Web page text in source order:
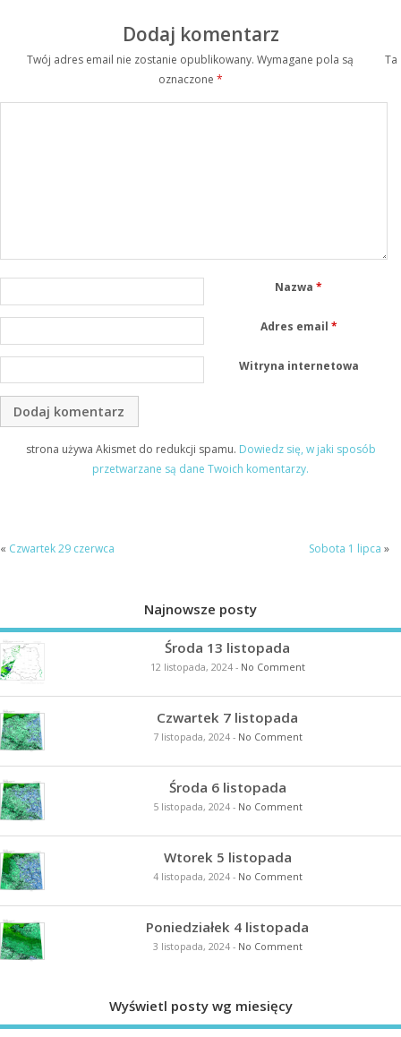
Dodaj komentarz
Twój adres email nie zostanie opublikowany. Wymagane pola są
oznaczone *
Nazwa*
Adres email *
Witryna internetowa
Ta
strona używa Akismet do redukcji spamu. Dowiedz się, w jaki sposób
przetwarzane są dane Twoich komentarzy.
« Czwartek 29 czerwca Sobota 1 lipca »
Najnowsze posty
Środa 13 listopada
12 listopada, 2024- No Comment
Czwartek 7 listopada
7 listopada, 2024- No Comment
Środa 6 listopada
5 listopada, 2024- No Comment
Wtorek 5 listopada
4 listopada, 2024- No Comment
Poniedziałek 4 listopada
3 listopada, 2024- No Comment
Wyświetl posty wg miesięcy